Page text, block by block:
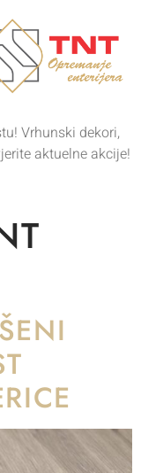
Vrhunski dekori,
aktuelne akcije!